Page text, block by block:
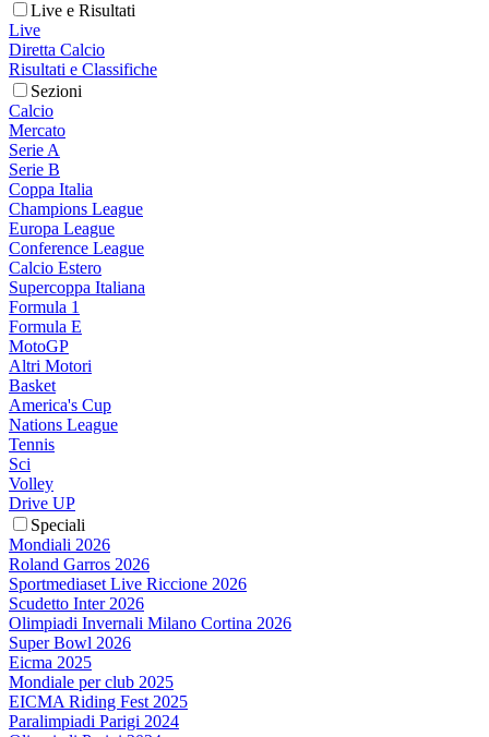
Live e Risultati
Live
Diretta Calcio
Risultati e Classifiche
Sezioni
Calcio
Mercato
Serie A
Serie B
Coppa Italia
Champions League
Europa League
Conference League
Calcio Estero
Supercoppa Italiana
Formula 1
Formula E
MotoGP
Altri Motori
Basket
America's Cup
Nations League
Tennis
Sci
Volley
Drive UP
Speciali
Mondiali 2026
Roland Garros 2026
Sportmediaset Live Riccione 2026
Scudetto Inter 2026
Olimpiadi Invernali Milano Cortina 2026
Super Bowl 2026
Eicma 2025
Mondiale per club 2025
EICMA Riding Fest 2025
Paralimpiadi Parigi 2024